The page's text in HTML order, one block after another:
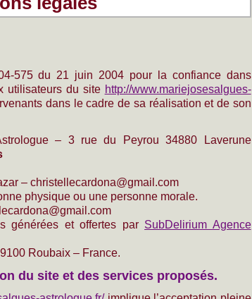
575 du 21 juin 2004 pour la confiance dans
utilisateurs du site http://www.mariejosesalgues-
dans le cadre de sa réalisation et de son
– 3 rue du Peyrou 34880 Laverune
– christellecardona@gmail.com
physique ou une personne morale.
générées et offertes par SubDelirium Agence
Roubaix – France.
du site et des services proposés.